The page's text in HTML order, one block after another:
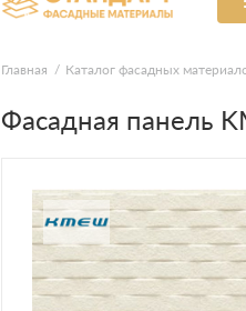
Виниловый сайдинг
Акриловый сайдинг
Главная Каталог фасадных
Фасадная панель